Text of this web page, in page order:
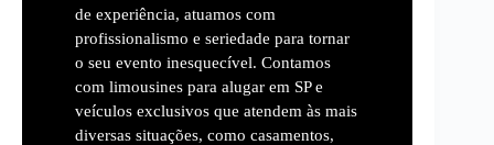
de experiência, atuamos com
profissionalismo e seriedade para tornar
o seu evento inesquecível. Contamos
com limousines para alugar em SP e
veículos exclusivos que atendem às mais
diversas situações, como casamentos,